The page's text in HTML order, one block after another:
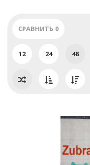
СРАВНИТЬ 0
12 24 48